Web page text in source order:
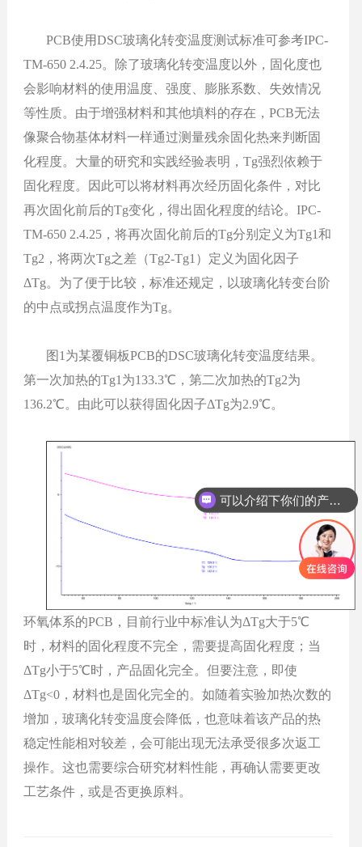
PCB使用DSC玻璃化转变温度测试标准可参考IPC-
TM-650 2.4.25。除了玻璃化转变温度以外，固化度也
会影响材料的使用温度、强度、膨胀系数、失效情况
等性质。由于增强材料和其他填料的存在，PCB无法
像聚合物基体材料一样通过测量残余固化热来判断固
化程度。大量的研究和实践经验表明，Tg强烈依赖于
固化程度。因此可以将材料再次经历固化条件，对比
再次固化前后的Tg变化，得出固化程度的结论。IPC-
TM-650 2.4.25，将再次固化前后的Tg分别定义为Tg1和
Tg2，将两次Tg之差（Tg2-Tg1）定义为固化因子
ΔTg。为了便于比较，标准还规定，以玻璃化转变台阶
的中点或拐点温度作为Tg。
图 1为某覆铜板PCB的DSC玻璃化转变温度结果。
第一次加热的Tg1为133.3℃，第二次加热的Tg2为
136.2℃。由此可以获得固化因子ΔTg为2.9℃。
环氧体系的PCB，目前行业中标准认为ΔTg大于5℃
时，材料的固化程度不完全，需要提高固化程度；当
ΔTg小于5℃时，产品固化完全。 但要注意，即使
ΔTg<0，材料也是固化完全的。如随着实验加热次数的
增加 ，玻璃化转变温度会降低， 也意味着该产品的热
稳定性能相对较差， 会可能出现无法承受很多次返工
操作。 这也需要综合研究材料性能， 再确认需要更改
工艺条件，或是否更换原料。
可以介绍下你们的产品么？